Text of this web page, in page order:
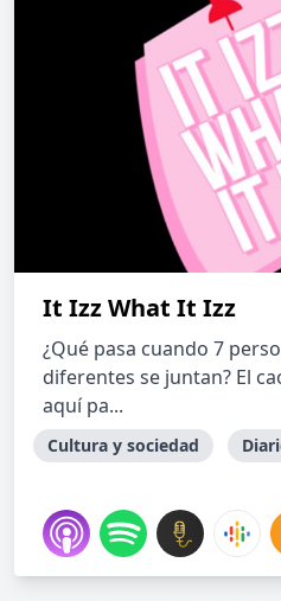
It Izz What It Izz
¿Qué pasa cuando 7
diferentes se juntan? El
aquí pa...
Cultura y sociedad